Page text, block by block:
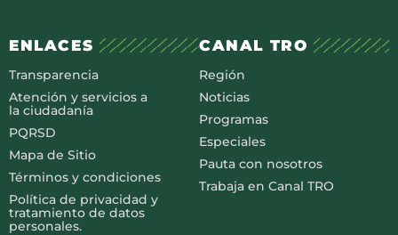
ENLACES
Transparencia
Atención y servicios a
la ciudadanía
PQRSD
Mapa de Sitio
Términos y condiciones
Política de privacidad y
tratamiento de datos
personales.
CANAL TRO
Región
Noticias
Programas
Especiales
Pauta con nosotros
Trabaja en Canal TRO